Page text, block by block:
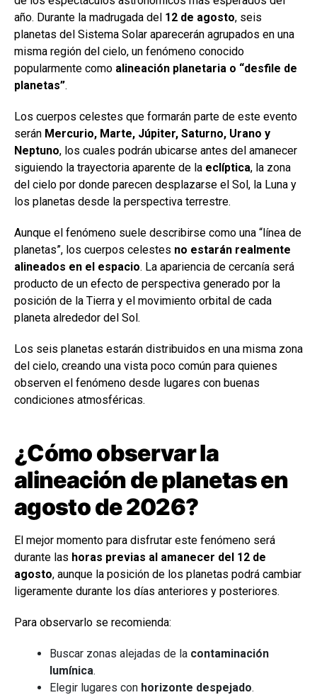
año. Durante la madrugada del 12 de agosto, seis
planetas del Sistema Solar aparecerán agrupados en una
misma región del cielo, un fenómeno conocido
popularmente como alineación planetaria o “desfile de
planetas”.
Los cuerpos celestes que formarán parte de este evento
serán Mercurio, Marte, Júpiter, Saturno, Urano y
Neptuno, los cuales podrán ubicarse antes del amanecer
siguiendo la trayectoria aparente de la eclíptica, la zona
del cielo por donde parecen desplazarse el Sol, la Luna y
los planetas desde la perspectiva terrestre.
Aunque el fenómeno suele describirse como una “línea de
planetas”, los cuerpos celestes no estarán realmente
alineados en el espacio. La apariencia de cercanía será
producto de un efecto de perspectiva generado por la
posición de la Tierra y el movimiento orbital de cada
planeta alrededor del Sol.
Los seis planetas estarán distribuidos en una misma zona
del cielo, creando una vista poco común para quienes
observen el fenómeno desde lugares con buenas
condiciones atmosféricas.
¿Cómo observar la
alineación de planetas en
agosto de 2026?
El mejor momento para disfrutar este fenómeno será
durante las horas previas al amanecer del 12 de
agosto, aunque la posición de los planetas podrá cambiar
ligeramente durante los días anteriores y posteriores.
Para observarlo se recomienda:
Buscar zonas alejadas de la contaminación
lumínica.
Elegir lugares con horizonte despejado.